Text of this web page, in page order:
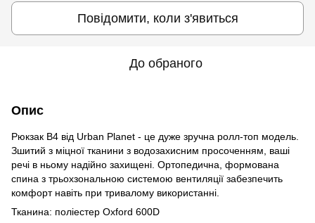
Повідомити, коли з'явиться
До обраного
Опис
Рюкзак B4 від Urban Planet - це дуже зручна ролл-топ модель.
Зшитий з міцної тканини з водозахисним просоченням, ваші
речі в ньому надійно захищені. Ортопедична, формована
спина з трьохзональною системою вентиляції забезпечить
комфорт навіть при тривалому використанні.
Тканина: поліестер Oxford 600D